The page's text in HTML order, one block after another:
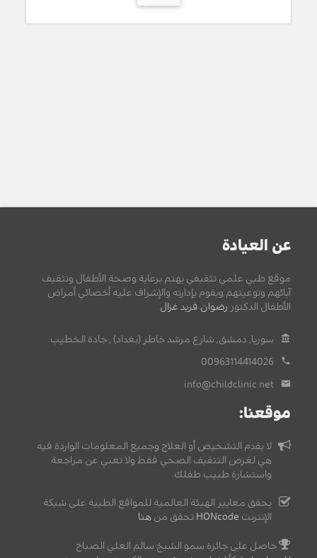
عن العيادة
موقع طبي علمي تثقيفي يهتم برعاية وصحة الأطفال وتثقيف
آبائهم وتوعيتهم ويقوم بإدارته والإشراف عليه أخصائي أمراض
الأطفال الدكتور رضوان فريد غزال.
سوريا, دمشق, شارع مرشد خاطر (بغداد) , جادة الخطيب.
00963114414026
info@childclinic.net
موقعنا:
لا يقدم التشخيص أو العلاج وجميع المعلومات الواردة فيه
هي لغرض التثقيف الصحي فقط ولا تغني عن مراجعة
واستشارة طبيب طفلك.
يحقق معايير الهيئة العالمية للمواقع الطبية على شبكة
الإنترنت HONcode تحقق من هنا
حاصل على جائزة سمو الشيخ سالم العلي الصباح